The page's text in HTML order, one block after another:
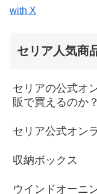
with X
セリア人気商
セリアの公式オ
販で買えるのか？
セリア公式オン
収納ボックス
ウインドオーニ